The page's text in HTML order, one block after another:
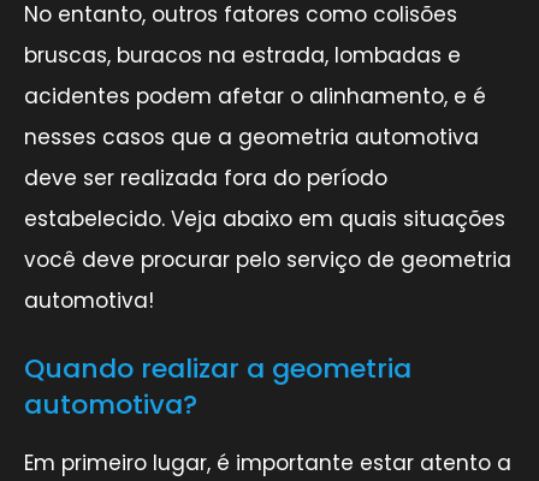
No entanto, outros fatores como colisões
bruscas, buracos na estrada, lombadas e
acidentes podem afetar o alinhamento, e é
nesses casos que a geometria automotiva
deve ser realizada fora do período
estabelecido. Veja abaixo em quais situações
você deve procurar pelo serviço de geometria
automotiva!
Quando realizar a geometria
automotiva?
Em primeiro lugar, é importante estar atento a